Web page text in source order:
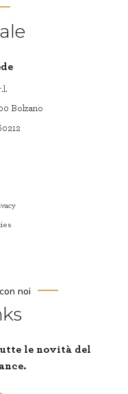
Bolzano
noi
le novità del